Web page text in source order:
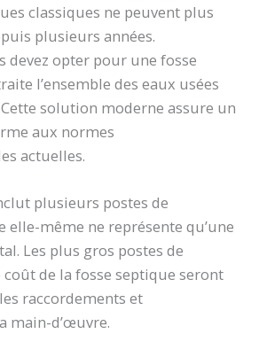
classiques ne peuvent plus
plusieurs années.
devez opter pour une fosse
l’ensemble des eaux usées
solution moderne assure un
aux normes
actuelles.
plusieurs postes de
elle-même ne représente qu’une
Les plus gros postes de
coût de la fosse septique seront
raccordements et
main-d’œuvre.